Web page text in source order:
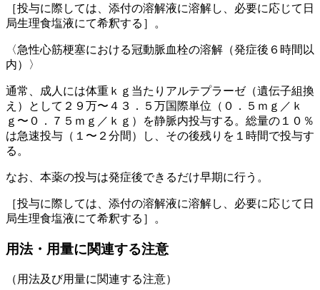
［投与に際しては、添付の溶解液に溶解し、必要に応じて日
局生理食塩液にて希釈する］。
〈急性心筋梗塞における冠動脈血栓の溶解（発症後６時間以
内）〉
通常、成人には体重ｋｇ当たりアルテプラーゼ（遺伝子組換
え）として２９万〜４３．５万国際単位（０．５ｍｇ／ｋ
ｇ〜０．７５ｍｇ／ｋｇ）を静脈内投与する。総量の１０％
は急速投与（１〜２分間）し、その後残りを１時間で投与す
る。
なお、本薬の投与は発症後できるだけ早期に行う。
［投与に際しては、添付の溶解液に溶解し、必要に応じて日
局生理食塩液にて希釈する］。
用法・用量に関連する注意
（用法及び用量に関連する注意）